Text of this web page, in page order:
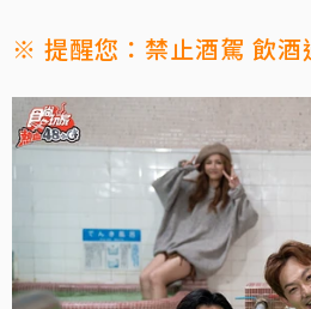
※ 提醒您：禁止酒駕 飲酒